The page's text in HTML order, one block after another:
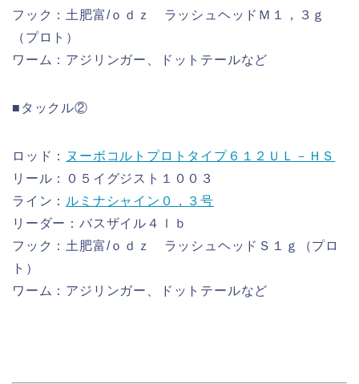
フック：土肥富/ｏｄｚ ラッシュヘッドＭ１，３ｇ
（プロト）
ワーム：アジリンガー、ドットテールなど
■タックル②
ロッド：
ヌーボコルトプロトタイプ６１２ＵＬ－ＨＳ
リール：０５イグジスト１００３
ライン： ルミナシャイン０，３号
リーダー：バスザイル４ｌｂ
フック：土肥富/ｏｄｚ ラッシュヘッドＳ１ｇ（プロ
ト）
ワーム：アジリンガー、ドットテールなど